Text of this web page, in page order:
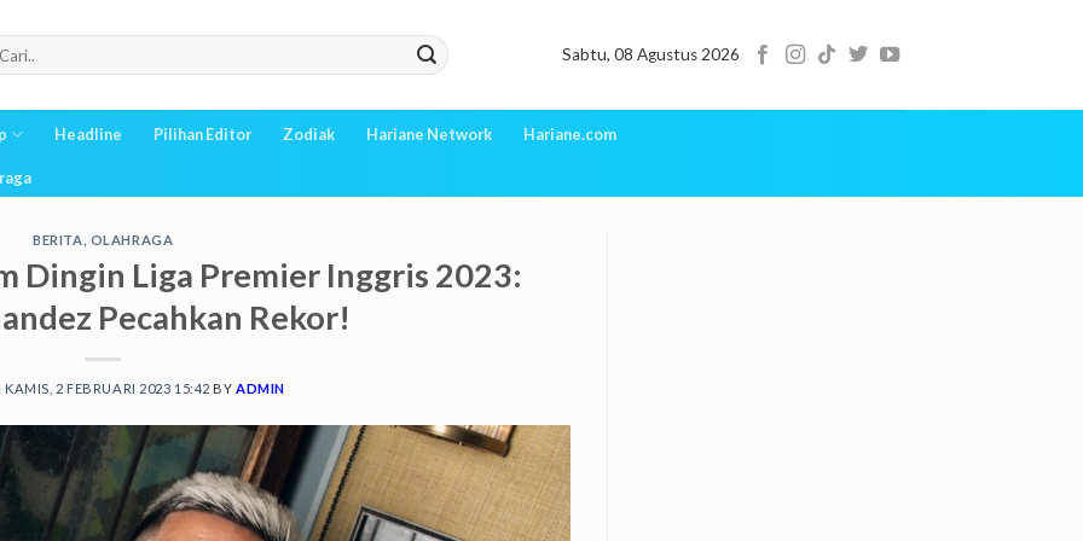
Sabtu, 08 Agustus 2026
Headline Pilihan Editor Zodiak Hariane Network Hariane.com
BERITA OLAHRAGA
Dingin Liga Premier Inggris 2023:
Pecahkan Rekor!
KAMIS, 2 FEBRUARI 2023 15:42 BY ADMIN